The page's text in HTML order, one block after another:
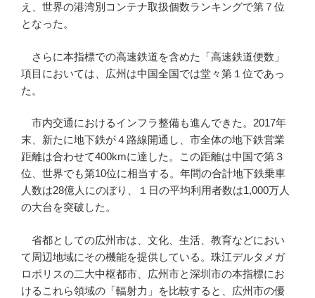
え、世界の港湾別コンテナ取扱個数ランキングで第７位
となった。
さらに本指標での高速鉄道を含めた「高速鉄道便数」
項目においては、広州は中国全国では堂々第１位であっ
た。
市内交通におけるインフラ整備も進んできた。2017年
末、新たに地下鉄が４路線開通し、市全体の地下鉄営業
距離は合わせて400kmに達した。この距離は中国で第３
位、世界でも第10位に相当する。年間の合計地下鉄乗車
人数は28億人にのぼり、１日の平均利用者数は1,000万人
の大台を突破した。
省都としての広州市は、文化、生活、教育などにおい
て周辺地域にその機能を提供している。珠江デルタメガ
ロポリスの二大中枢都市、広州市と深圳市の本指標にお
けるこれら領域の「輻射力」を比較すると、広州市の優